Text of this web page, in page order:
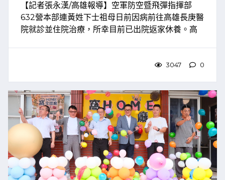
【記者張永漢/高雄報導】空軍防空暨飛彈指揮部
632營本部連黃姓下士祖母日前因病前往高雄長庚醫
院就診並住院治療，所幸目前已出院返家休養。高
3047 0